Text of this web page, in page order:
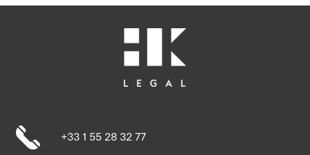
+33 1 55 28 32 77